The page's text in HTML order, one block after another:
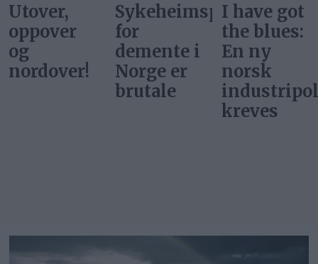
Utover,
oppover
og
nordover!
Sykeheimsprisene
for
demente i
Norge er
brutale
I have got
the blues:
En ny
norsk
kreves